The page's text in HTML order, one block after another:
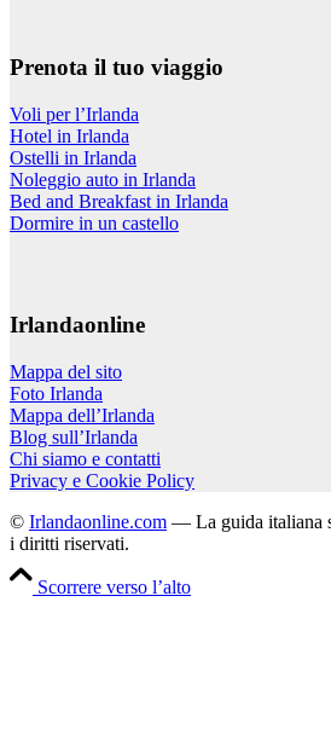
Prenota il tuo viaggio
Voli per l’Irlanda
Hotel in Irlanda
Ostelli in Irlanda
Noleggio auto in Irlanda
Bed and Breakfast in Irlanda
Dormire in un castello
Irlandaonline
Mappa del sito
Foto Irlanda
Mappa dell’Irlanda
Blog sull’Irlanda
Chi siamo e contatti
Privacy e Cookie Policy
© Irlandaonline.com — La guida italiana
i diritti riservati.
Scorrere verso l’alto